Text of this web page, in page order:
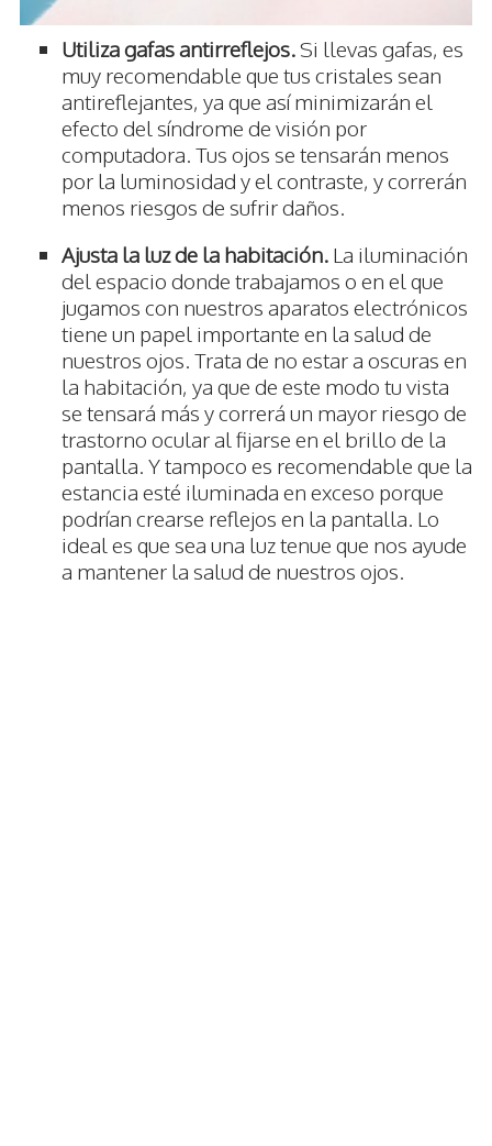
Utiliza gafas antirreflejos.Si llevas gafas, es
muy recomendable que tus cristales sean
antireflejantes, ya que así minimizarán el
efecto del síndrome de visión por
computadora. Tus ojos se tensarán menos
por la luminosidad y el contraste, y correrán
menos riesgos de sufrir daños.
Ajusta la luz de la habitación. La iluminación
del espacio donde trabajamos o en el que
jugamos con nuestros aparatos electrónicos
tiene un papel importante en la salud de
nuestros ojos. Trata de no estar a oscuras en
la habitación, ya que de este modo tu vista
se tensará más y correrá un mayor riesgo de
trastorno ocular al fijarse en el brillo de la
pantalla. Y tampoco es recomendable que la
estancia esté iluminada en exceso porque
podrían crearse reflejos en la pantalla. Lo
ideal es que sea una luz tenue que nos ayude
a mantener la salud de nuestros ojos.